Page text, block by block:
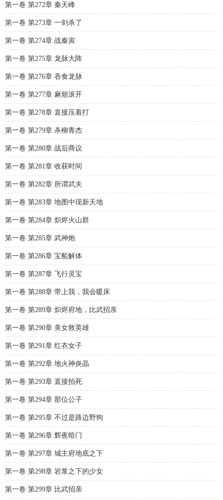
第一卷 第272章 秦天峰
第一卷 第273章 一剑杀了
第一卷 第274章 战秦寅
第一卷 第275章 龙脉大阵
第一卷 第276章 吞食龙脉
第一卷 第277章 麻烦滚开
第一卷 第278章 直接压着打
第一卷 第279章 杀柳青杰
第一卷 第280章 战后商议
第一卷 第281章 收获时间
第一卷 第282章 所谓武夫
第一卷 第283章 地图中现新天地
第一卷 第284章 炽烬火山群
第一卷 第285章 武神炮
第一卷 第286章 宝船解体
第一卷 第287章 飞行灵宝
第一卷 第288章 带上我，我会暖床
第一卷 第289章 炽烬府地，比武招亲
第一卷 第290章 美女救英雄
第一卷 第291章 红衣女子
第一卷 第292章 地火神炎晶
第一卷 第293章 直接拍死
第一卷 第294章 那位公子
第一卷 第295章 不过是路边野狗
第一卷 第296章 辉夜暗门
第一卷 第297章 城主府地底之下
第一卷 第298章 岩浆之下的少女
第一卷 第299章 比武招亲